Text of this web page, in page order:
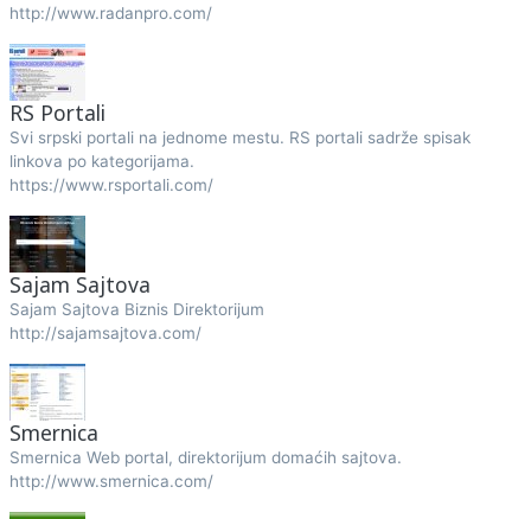
http://www.radanpro.com/
RS Portali
Svi srpski portali na jednome mestu. RS portali sadrže spisak
linkova po kategorijama.
https://www.rsportali.com/
Sajam Sajtova
Sajam Sajtova Biznis Direktorijum
http://sajamsajtova.com/
Smernica
Smernica Web portal, direktorijum domaćih sajtova.
http://www.smernica.com/